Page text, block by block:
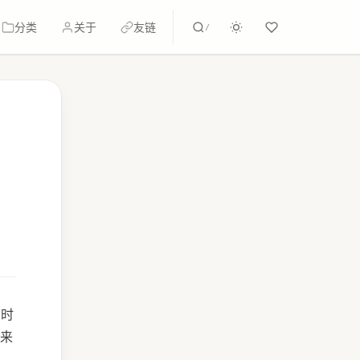
分类 关于 友链 /